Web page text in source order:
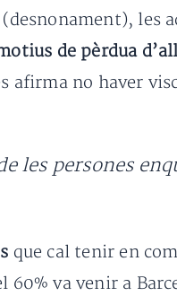
les
de pèrdua
afirma no haver
les persones
que cal tenir en
60% va venir a